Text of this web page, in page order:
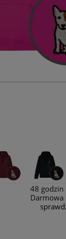
48 godzin
Darmowa
kosztów